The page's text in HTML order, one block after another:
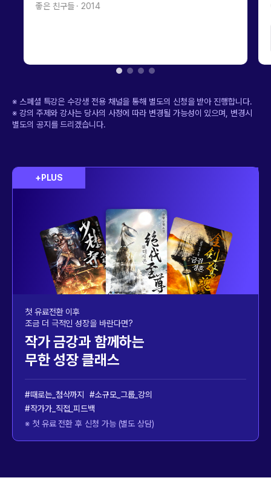
좋은 친구들 · 2014
※ 스페셜 특강은 수강생 전용 채널을 통해 별도의 신청을 받아 진행합니다.
※ 강의 주제와 강사는 당사의 사정에 따라 변경될 가능성이 있으며, 변경시
별도의 공지를 드리겠습니다.
+PLUS
첫 유료전환 이후
조금 더 극적인 성장을 바란다면?
작가 금강과 함께하는
무한 성장 클래스
#때로는_첨삭까지 #소규모_그룹_강의
#작가가_직접_피드백
※ 첫 유료 전환 후 신청 가능 (별도 상담)